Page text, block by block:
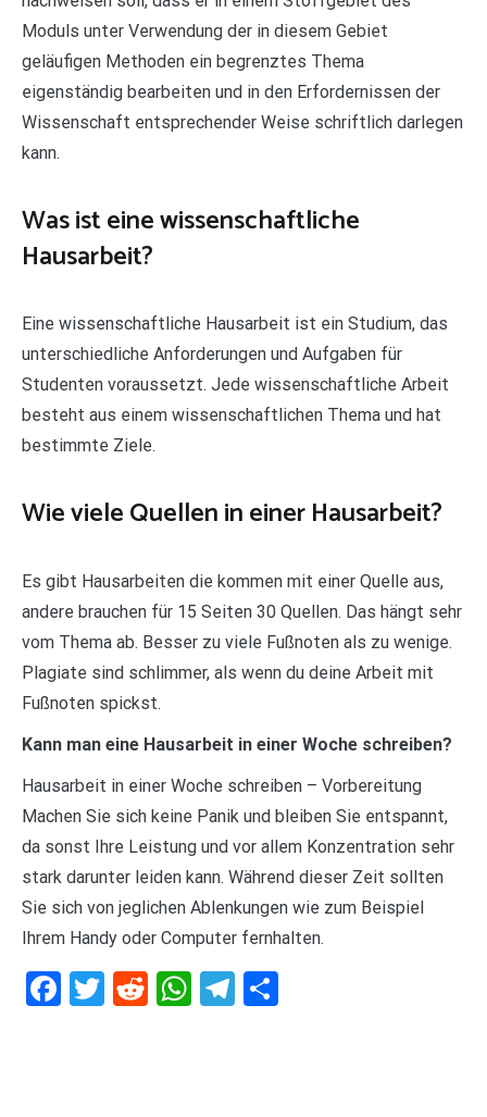
Moduls unter Verwendung der in diesem Gebiet
geläufigen Methoden ein begrenztes Thema
eigenständig bearbeiten und in den Erfordernissen der
Wissenschaft entsprechender Weise schriftlich darlegen
kann.
Was ist eine wissenschaftliche
Hausarbeit?
Eine wissenschaftliche Hausarbeit ist ein Studium, das
unterschiedliche Anforderungen und Aufgaben für
Studenten voraussetzt. Jede wissenschaftliche Arbeit
besteht aus einem wissenschaftlichen Thema und hat
bestimmte Ziele.
Wie viele Quellen in einer Hausarbeit?
Es gibt Hausarbeiten die kommen mit einer Quelle aus,
andere brauchen für 15 Seiten 30 Quellen. Das hängt sehr
vom Thema ab. Besser zu viele Fußnoten als zu wenige.
Plagiate sind schlimmer, als wenn du deine Arbeit mit
Fußnoten spickst.
Kann man eine Hausarbeit in einer Woche schreiben?
Hausarbeit in einer Woche schreiben – Vorbereitung
Machen Sie sich keine Panik und bleiben Sie entspannt,
da sonst Ihre Leistung und vor allem Konzentration sehr
stark darunter leiden kann. Während dieser Zeit sollten
Sie sich von jeglichen Ablenkungen wie zum Beispiel
Ihrem Handy oder Computer fernhalten.
Facebook
Twitter
RedditWhatsApp
Telegram